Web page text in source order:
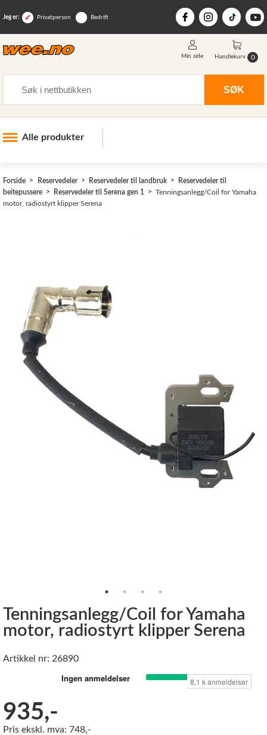
Jeg er: Privatperson Bedrift
SØK
Min side Handlekurv 0
Alle produkter
Skogsutstyr
Nye Wee produkter
Tilbud
Lagertømming
Aktuelt
Kundeservice
Forside Reservedeler Reservedeler til landbruk
Reservedeler til
beitepussere
Reservedeler til Serena gen 1
Tenningsanlegg/Coil for Yamaha
motor, radiostyrt klipper Serena
Tenningsanlegg/Coil for Yamaha
motor, radiostyrt klipper Serena
Artikkel nr: 26890
935,-
Pris ekskl. mva: 748,-